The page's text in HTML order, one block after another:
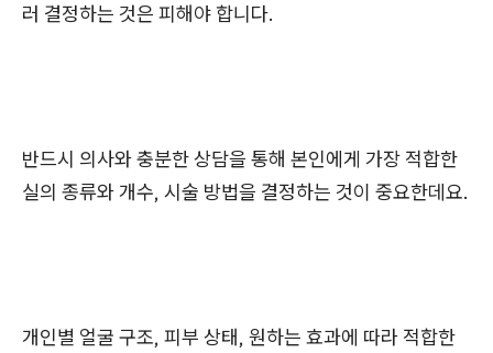
러 결정하는 것은 피해야 합니다.
반드시 의사와 충분한 상담을 통해 본인에게 가장 적합한
실의 종류와 개수, 시술 방법을 결정하는 것이 중요한데요.
개인별 얼굴 구조, 피부 상태, 원하는 효과에 따라 적합한